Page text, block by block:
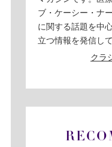
ブ・ケーシー・ナ
に関する話題を中
立つ情報を発信し
クラ